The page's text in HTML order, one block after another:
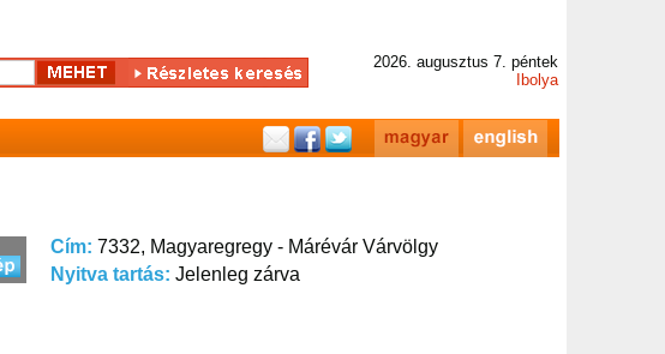
2026. augusztus 7. péntek
Ibolya
Cím: 7332, Magyaregregy - Márévár Várvölgy
Nyitva tartás: Jelenleg zárva